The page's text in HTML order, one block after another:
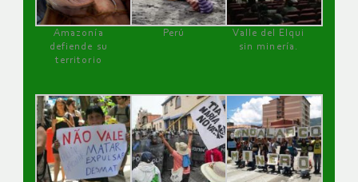
Amazonía
defiende su
territorio
Perú
Valle del Elqui
sin minería.